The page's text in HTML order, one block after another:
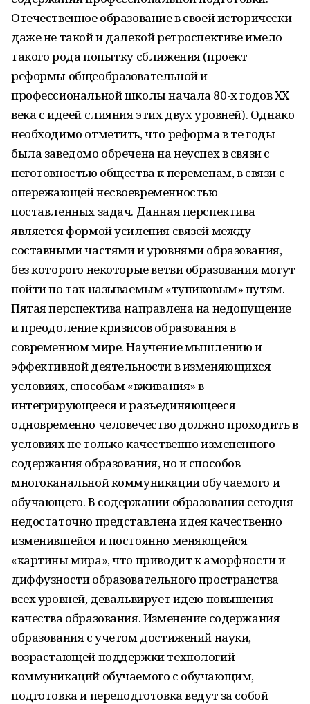
Отечественное образование в своей исторически
даже не такой и далекой ретроспективе имело
такого рода попытку сближения (проект
реформы общеобразовательной и
профессиональной школы начала 80-х годов XX
века с идеей слияния этих двух уровней). Однако
необходимо отметить, что реформа в те годы
была заведомо обречена на неуспех в связи с
неготовностью общества к переменам, в связи с
опережающей несвоевременностью
поставленных задач. Данная перспектива
является формой усиления связей между
составными частями и уровнями образования,
без которого некоторые ветви образования могут
пойти по так называемым «тупиковым» путям.
Пятая перспектива направлена на недопущение
и преодоление кризисов образования в
современном мире. Научение мышлению и
эффективной деятельности в изменяющихся
условиях, способам «вживания» в
интегрирующееся и разъединяющееся
одновременно человечество должно проходить в
условиях не только качественно измененного
содержания образования, но и способов
многоканальной коммуникации обучаемого и
обучающего. В содержании образования сегодня
недостаточно представлена идея качественно
изменившейся и постоянно меняющейся
«картины мира», что приводит к аморфности и
диффузности образовательного пространства
всех уровней, девальвирует идею повышения
качества образования. Изменение содержания
образования с учетом достижений науки,
возрастающей поддержки технологий
коммуникаций обучаемого с обучающим,
подготовка и переподготовка ведут за собой